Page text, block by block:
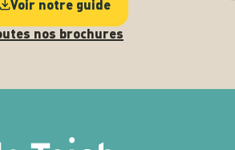
Voir notre guide
nos brochures